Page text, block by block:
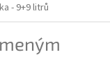
- 9+9 litrů